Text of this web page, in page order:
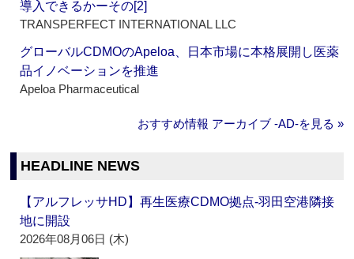
導入できるかーその[2]
TRANSPERFECT INTERNATIONAL LLC
グローバルCDMOのApeloa、日本市場に本格展開し医薬
品イノベーションを推進
Apeloa Pharmaceutical
おすすめ情報 アーカイブ ‐AD‐を見る »
HEADLINE NEWS
【アルフレッサHD】再生医療CDMO拠点‐羽田空港隣接
地に開設
2026年08月06日 (木)